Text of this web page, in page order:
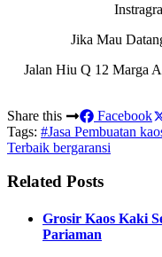
Jika Mau
Jalan Hiu Q 12 Marga
Share this
Facebook
Tags: #Jasa Pembuatan
Terbaik bergaransi
Related Posts
Grosir Kaos Kaki
Pariaman